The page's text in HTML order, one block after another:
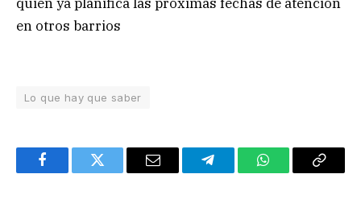
en otros barrios
Lo que hay que saber
FacebookTwitter Email TelegramWhatsAppCopy